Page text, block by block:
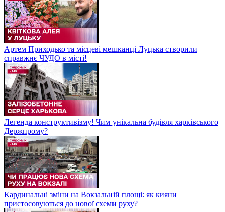
Артем Приходько та місцеві мешканці Луцька створили
справжнє ЧУДО в місті!
Легенда конструктивізму! Чим унікальна будівля харківського
Держпрому?
Кардинальні зміни на Вокзальній площі: як кияни
пристосовуються до нової схеми руху?